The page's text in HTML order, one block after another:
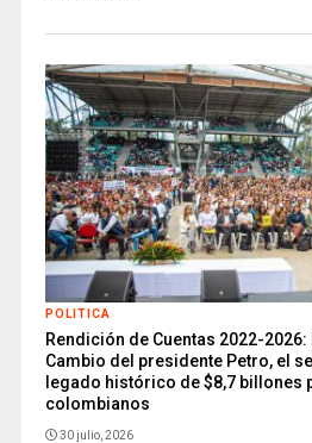
POLITICA
Rendición de Cuentas 2022-
Cambio del presidente Petro, el
legado histórico de $8,7 billones
colombianos
30 julio, 2026